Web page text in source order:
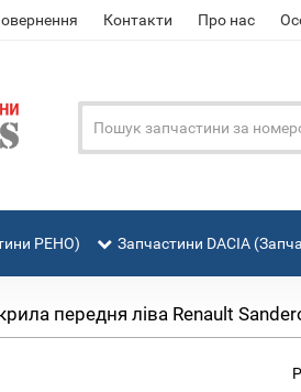
Контакти Про нас
РЕНО) Запчастини DACIA
передня ліва Renault